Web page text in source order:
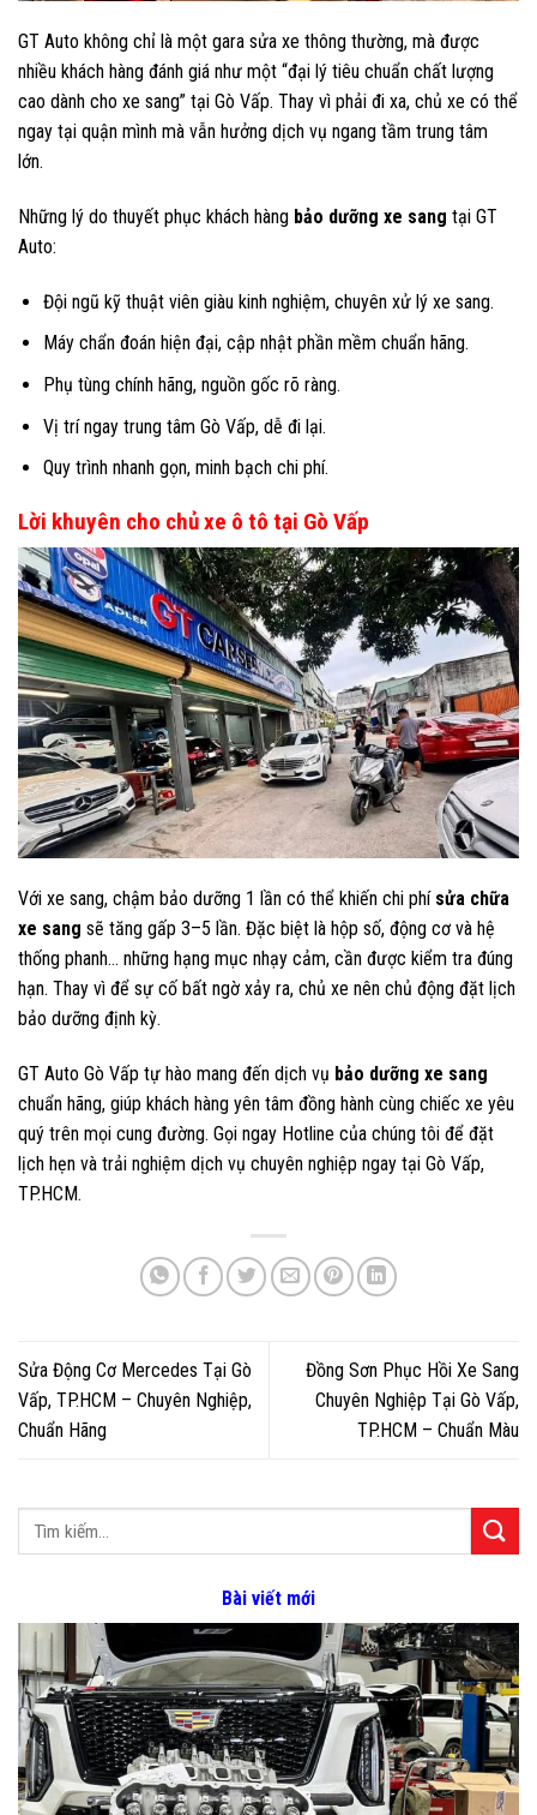
GT Auto không chỉ là một gara sửa xe thông thường, mà được
nhiều khách hàng đánh giá như một “đại lý tiêu chuẩn chất lượng
cao dành cho xe sang” tại Gò Vấp. Thay vì phải đi xa, chủ xe có thể
ngay tại quận mình mà vẫn hưởng dịch vụ ngang tầm trung tâm
lớn.
Những lý do thuyết phục khách hàng bảo dưỡng xe sang tại GT
Auto:
Đội ngũ kỹ thuật viên giàu kinh nghiệm, chuyên xử lý xe sang.
Máy chẩn đoán hiện đại, cập nhật phần mềm chuẩn hãng.
Phụ tùng chính hãng, nguồn gốc rõ ràng.
Vị trí ngay trung tâm Gò Vấp, dễ đi lại.
Quy trình nhanh gọn, minh bạch chi phí.
Lời khuyên cho chủ xe ô tô tại Gò Vấp
Với xe sang, chậm bảo dưỡng 1 lần có thể khiến chi phí sửa chữa
xe sang sẽ tăng gấp 3–5 lần. Đặc biệt là hộp số, động cơ và hệ
thống phanh… những hạng mục nhạy cảm, cần được kiểm tra đúng
hạn. Thay vì để sự cố bất ngờ xảy ra, chủ xe nên chủ động đặt lịch
bảo dưỡng định kỳ.
GT Auto Gò Vấp tự hào mang đến dịch vụ bảo dưỡng xe sang
chuẩn hãng, giúp khách hàng yên tâm đồng hành cùng chiếc xe yêu
quý trên mọi cung đường. Gọi ngay Hotline của chúng tôi để đặt
lịch hẹn và trải nghiệm dịch vụ chuyên nghiệp ngay tại Gò Vấp,
TP.HCM.
Sửa Động Cơ Mercedes Tại Gò
Vấp, TP.HCM – Chuyên Nghiệp,
Chuẩn Hãng
Đồng Sơn Phục Hồi Xe Sang
Chuyên Nghiệp Tại Gò Vấp,
TP.HCM – Chuẩn Màu
Bài viết mới